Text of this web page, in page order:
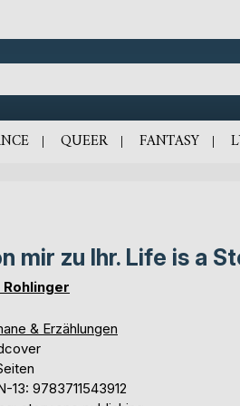
QUEER FANTASY
mir zu Ihr. Life is a
Rohlinger
& Erzählungen
13: 9783711543912